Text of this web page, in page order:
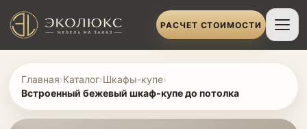
РАСЧЕТ СТОИМОСТИ
Главная›Каталог›Шкафы-купе›
Встроенный бежевый шкаф-купе до потолка